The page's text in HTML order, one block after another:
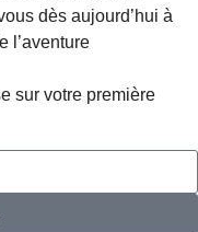
dès aujourd’hui à
l’aventure
sur votre première